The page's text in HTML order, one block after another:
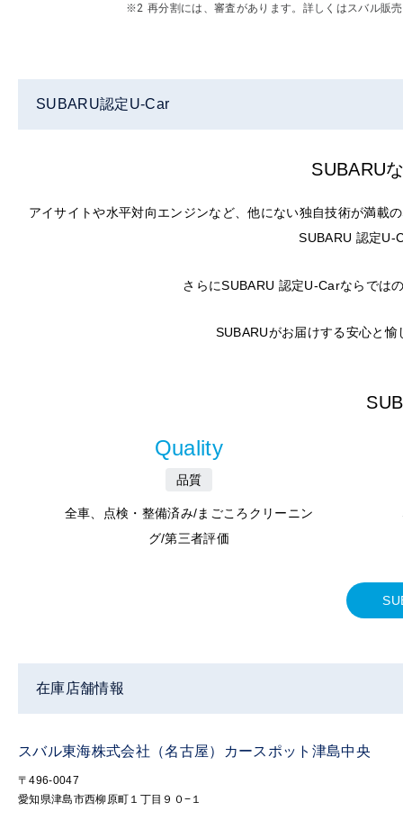
再分割には、審査があります。詳しくはスバル販
SUBARU認定U-Car
SUBARU
アイサイトや水平対向エンジンなど、他にない独自技術が満載
SUBARU 認定U-
さらにSUBARU 認定U-Carならでは
SUBARUがお届けする安心と
Quality
品質
全車、点検・整備済み/まごころクリーニン
グ/第三者評価
在庫店舗情報
スバル東海株式会社（名古屋）カースポット津島中央
〒496-0047
愛知県津島市西柳原町１丁目９０−１